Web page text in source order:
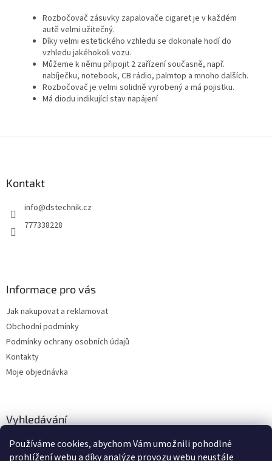
Používáme cookies, abychom Vám umožnili pohodlné
prohlížení webu a díky analýze provozu webu neustále
Rozbočovač zásuvky zapalovače cigaret je v každém
autě velmi užitečný.
Díky velmi estetického vzhledu se dokonale hodí do
vzhledu jakéhokoli vozu.
Můžeme k němu připojit 2 zařízení současně, např.
nabíječku, notebook, CB rádio, palmtop a mnoho dalších.
Rozbočovač je velmi solidně vyrobený a má pojistku.
Má diodu indikující stav napájení
Kontakt
info@dstechnik.cz
777338228
Informace pro vás
Jak nakupovat a reklamovat
Obchodní podmínky
Podmínky ochrany osobních údajů
Kontakty
Moje objednávka
Vyhledávání
HLEDAT